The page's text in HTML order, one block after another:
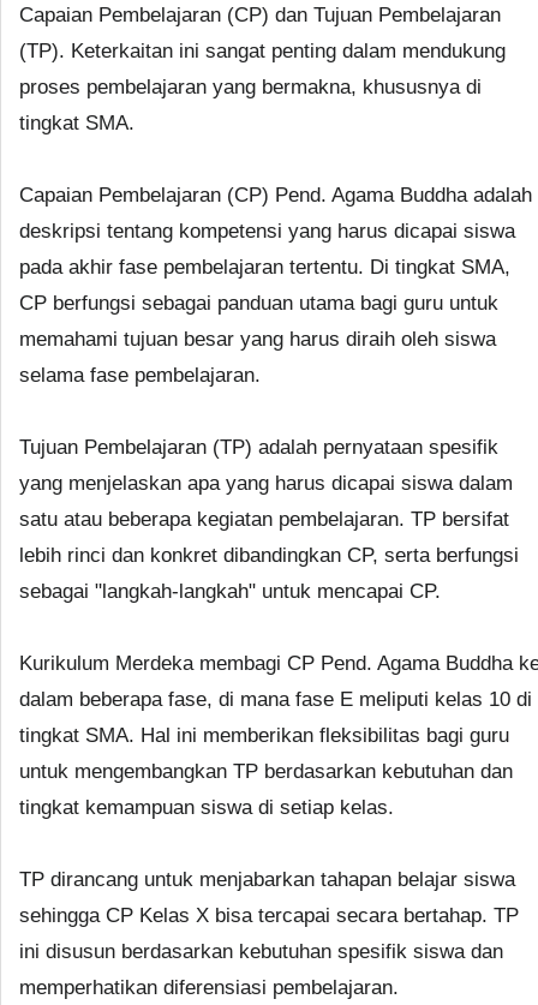
Capaian Pembelajaran (CP) dan Tujuan Pembelajaran
(TP). Keterkaitan ini sangat penting dalam mendukung
proses pembelajaran yang bermakna, khususnya di
tingkat SMA.
Capaian Pembelajaran (CP) Pend. Agama Buddha adalah
deskripsi tentang kompetensi yang harus dicapai siswa
pada akhir fase pembelajaran tertentu. Di tingkat SMA,
CP berfungsi sebagai panduan utama bagi guru untuk
memahami tujuan besar yang harus diraih oleh siswa
selama fase pembelajaran.
Tujuan Pembelajaran (TP) adalah pernyataan spesifik
yang menjelaskan apa yang harus dicapai siswa dalam
satu atau beberapa kegiatan pembelajaran. TP bersifat
lebih rinci dan konkret dibandingkan CP, serta berfungsi
sebagai "langkah-langkah" untuk mencapai CP.
Kurikulum Merdeka membagi CP Pend. Agama Buddha
dalam beberapa fase, di mana fase E meliputi kelas 10 di
tingkat SMA. Hal ini memberikan fleksibilitas bagi guru
untuk mengembangkan TP berdasarkan kebutuhan dan
tingkat kemampuan siswa di setiap kelas.
TP dirancang untuk menjabarkan tahapan belajar siswa
sehingga CP Kelas X bisa tercapai secara bertahap. TP
ini disusun berdasarkan kebutuhan spesifik siswa dan
memperhatikan diferensiasi pembelajaran.